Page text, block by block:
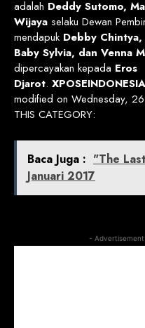
adalah Deddy Sutomo,
Wijaya selaku Dewan
mendapuk Debby Chintya,
Baby Sylvia, dan Venna
dipercayakan kepada Eros
Djarot.
modified on Wednesday,
THIS CATEGORY:
Baca Juga : "The
Januari 2017
-